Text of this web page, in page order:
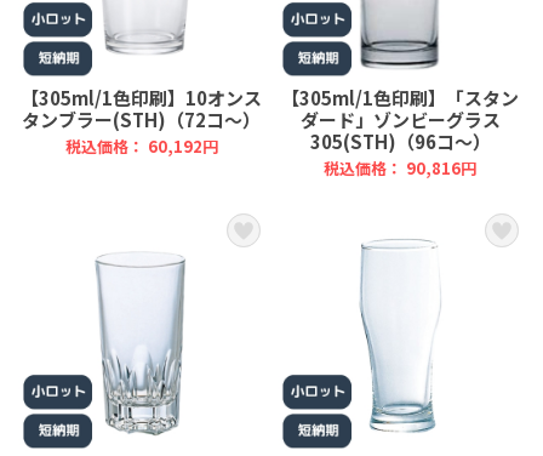
【305ml/1色印刷】10オンス
タンブラー(STH)（72コ～）
税込価格： 60,192円
【305ml/1色印刷】「スタン
ダード」ゾンビーグラス
305(STH)（96コ～）
税込価格： 90,816円